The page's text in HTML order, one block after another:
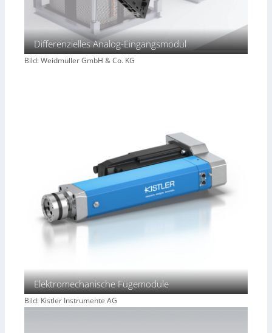
Differenzielles Analog-Eingangsmodul
Bild: Weidmüller GmbH & Co. KG
Elektromechanische Fügemodule
Bild: Kistler Instrumente AG